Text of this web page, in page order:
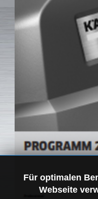
Für optimalen
Webseite